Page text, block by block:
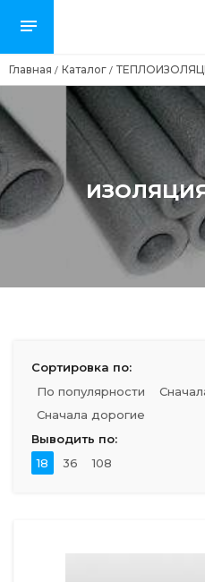
Главная / Каталог /
Сортировка по:
По популярности
Сначала дорогие
Выводить по:
18
36 108